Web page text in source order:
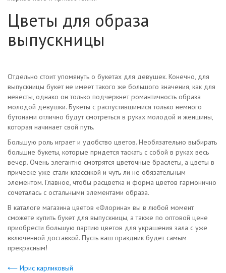
Цветы для образа
выпускницы
Отдельно стоит упомянуть о букетах для девушек. Конечно, для
выпускницы букет не имеет такого же большого значения, как для
невесты, однако он только подчеркнет романтичность образа
молодой девушки. Букеты с распустившимися только немного
бутонами отлично будут смотреться в руках молодой и женщины,
которая начинает свой путь.
Большую роль играет и удобство цветов. Необязательно выбирать
большие букеты, которые придется таскать с собой в руках весь
вечер. Очень элегантно смотрятся цветочные браслеты, а цветы в
прическе уже стали классикой и чуть ли не обязательным
элементом. Главное, чтобы расцветка и форма цветов гармонично
сочеталась с остальными элементами образа.
В каталоге магазина цветов «Флорина» вы в любой момент
сможете купить букет для выпускницы, а также по оптовой цене
приобрести большую партию цветов для украшения зала с уже
включенной доставкой. Пусть ваш праздник будет самым
прекрасным!
⟵ Ирис карликовый